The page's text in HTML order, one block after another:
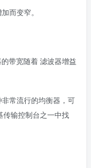
而变窄。
带宽随着 滤波器增益
常流行的均衡器，可
传输控制台之一中找